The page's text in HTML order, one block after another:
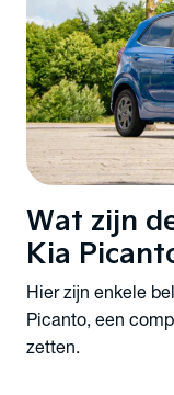
Wat zijn
Kia
Hier zijn enkele
Picanto, een
zetten.